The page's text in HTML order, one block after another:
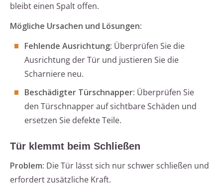
bleibt einen Spalt offen.
Mögliche Ursachen und Lösungen:
Fehlende Ausrichtung: Überprüfen Sie die
Ausrichtung der Tür und justieren Sie die
Scharniere neu.
Beschädigter Türschnapper: Überprüfen Sie
den Türschnapper auf sichtbare Schäden und
ersetzen Sie defekte Teile.
Tür klemmt beim Schließen
Problem: Die Tür lässt sich nur schwer schließen und
erfordert zusätzliche Kraft.